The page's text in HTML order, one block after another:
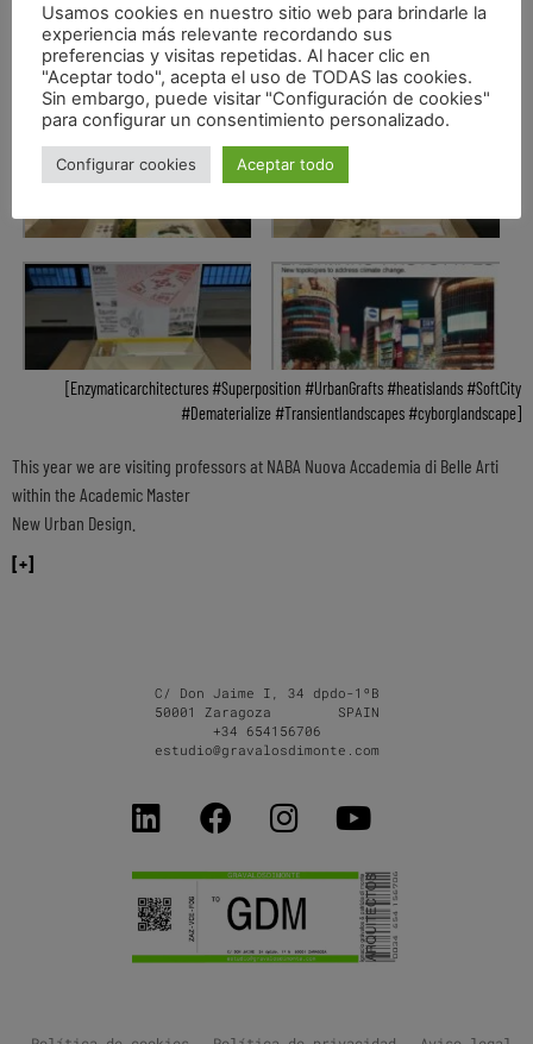
This year we are visiting professors at NABA Nuova Accademia di Belle Arti
within the Academic Master
New Urban Design.
[+]
Enzymaticarchitectures #Superposition #UrbanGrafts #heatislands #SoftCity
#Dematerialize #Transientlandscapes #cyborglandscape
C/ Don Jaime I, 34 dpdo-1ºB
50001 Zaragoza SPAIN
+34 654156706
estudio@gravalosdimonte.com
Usamos cookies en nuestro sitio web para brindarle la
experiencia más relevante recordando sus
preferencias y visitas repetidas. Al hacer clic en
"Aceptar todo", acepta el uso de TODAS las cookies.
Sin embargo, puede visitar "Configuración de cookies"
para configurar un consentimiento personalizado.
Configurar cookies Aceptar todo